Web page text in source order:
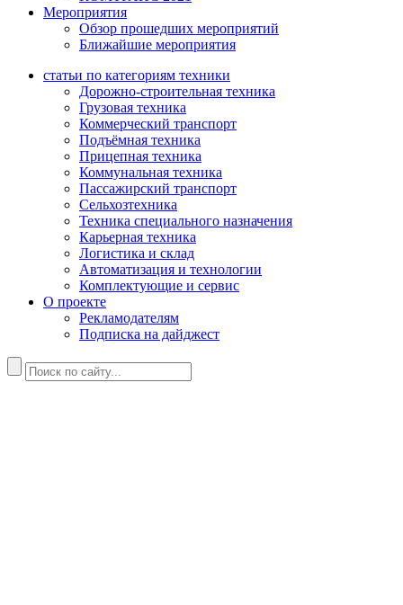
Мероприятия
Обзор прошедших мероприятий
Ближайшие мероприятия
статьи по категориям техники
Дорожно-строительная техника
Грузовая техника
Коммерческий транспорт
Подъёмная техника
Прицепная техника
Коммунальная техника
Пассажирский транспорт
Сельхозтехника
Техника специального назначения
Карьерная техника
Логистика и склад
Автоматизация и технологии
Комплектующие и сервис
О проекте
Рекламодателям
Подписка на дайджест